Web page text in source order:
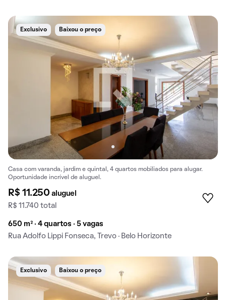
Exclusivo Baixou o preço
Casa com varanda, jardim e quintal, 4 quartos mobiliados para alugar.
Oportunidade incrível de aluguel.
R$ 11.250aluguel
R$ 11.740 total
650 m² · 4 quartos · 5 vagas
Rua Adolfo Lippi Fonseca, Trevo · Belo Horizonte
Exclusivo Baixou o preço